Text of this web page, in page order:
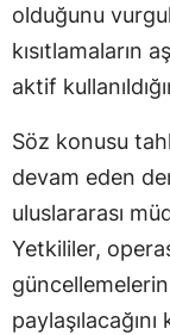
olduğunu
kısıtlamaların
aktif
Söz konusu
devam eden
uluslararası
Yetkililer,